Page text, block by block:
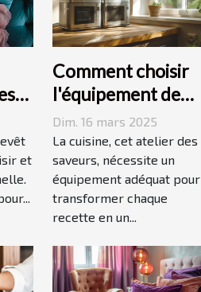
et
Comment choisir
l'équipement de
cuisine idéal pour
vos recettes
Dim. 16 mars 2025
La cuisine, cet atelier des
saveurs, nécessite un
équipement adéquat pour
transformer chaque
recette en un...